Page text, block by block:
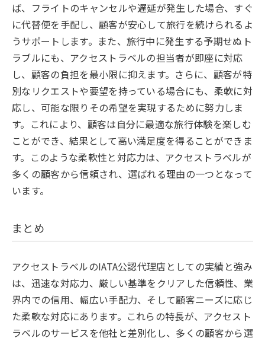
ば、フライトのキャンセルや遅延が発生した場合、すぐ
に代替便を手配し、顧客が安心して旅行を続けられるよ
うサポートします。また、旅行中に発生する予期せぬト
ラブルにも、アクセストラベルの担当者が即座に対応
し、顧客の負担を最小限に抑えます。さらに、顧客が特
別なリクエストや要望を持っている場合にも、柔軟に対
応し、可能な限りその希望を実現するために努力しま
す。これにより、顧客は自分に最適な旅行体験を楽しむ
ことができ、結果として高い満足度を得ることができま
す。このような柔軟性と対応力は、アクセストラベルが
多くの顧客から信頼され、選ばれる理由の一つとなって
います。
まとめ
アクセストラベルのIATA公認代理店としての実績と強み
は、迅速な対応力、厳しい基準をクリアした信頼性、業
界内での信用、幅広い手配力、そして顧客ニーズに応じ
た柔軟な対応にあります。これらの特長が、アクセスト
ラベルのサービスを他社と差別化し、多くの顧客から選